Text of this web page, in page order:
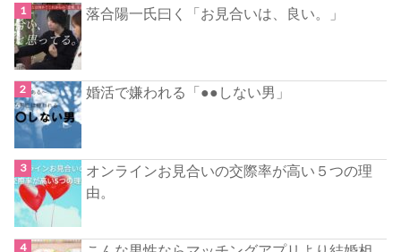
落合陽一氏曰く「お見合いは、良い。」
婚活で嫌われる「●●しない男」
オンラインお見合いの交際率が高い５つの理
由。